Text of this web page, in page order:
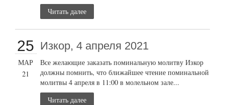
Читать далее
25
МАР
21
Изкор, 4 апреля 2021
Все желающие заказать поминальную молитву Изкор
должны помнить, что ближайшее чтение поминальной
молитвы 4 апреля в 11:00 в молельном зале...
Читать далее